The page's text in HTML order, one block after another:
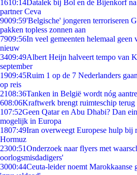
1610:14Datalek bij Bol en de Bijenkorf
partner Ceva
9009:59'Belgische' jongeren terroriseren
pakken topless zonnen aan
7909:56In veel gemeenten helemaal geen
nieuw
3409:49Albert Heijn halveert tempo van
september
1909:45Ruim 1 op de 7 Nederlanders
op reis
2108:36Tanken in België wordt nóg
608:06Kraftwerk brengt ruimteschip terug
107:52Geen Qatar en Abu Dhabi? Dan
mogelijk in Europa
1807:49Iran overweegt Europese hulp bij
Hormuz
2300:51Onderzoek naar flyers met
oorlogsmisdadigers'
3000:44Ceuta-leider noemt Marokkaanse